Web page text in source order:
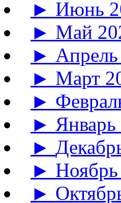
► Июнь
► Май
►
► Март
►
►
►
►
►